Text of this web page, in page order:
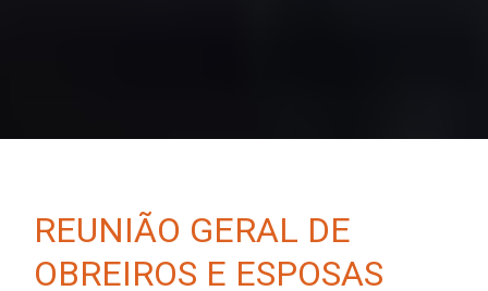
REUNIÃO GERAL DE
OBREIROS E ESPOSAS